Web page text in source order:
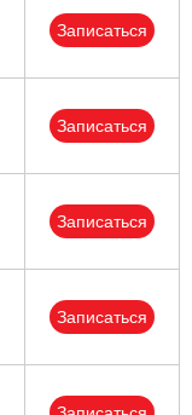
Записаться
Записаться
Записаться
Записаться